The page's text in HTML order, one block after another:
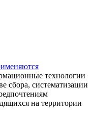
технологии
сбора, систематизации
на территории